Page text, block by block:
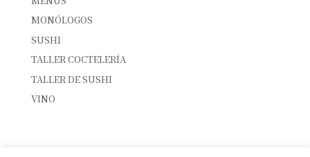
MONÓLOGOS
SUSHI
TALLER COCTELERÍA
TALLER DE SUSHI
VINO